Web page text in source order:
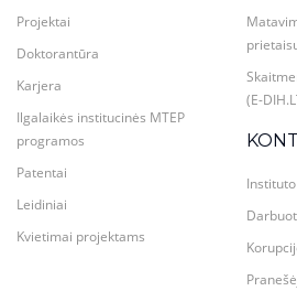
Projektai
Doktorantūra
Karjera
Ilgalaikės institucinės MTEP
programos
Patentai
Leidiniai
Kvietimai projektams
(E-